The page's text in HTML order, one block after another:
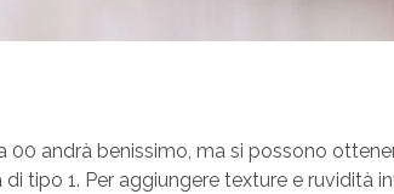
00 andrà benissimo, ma si possono
di tipo 1. Per aggiungere texture e ruvidità